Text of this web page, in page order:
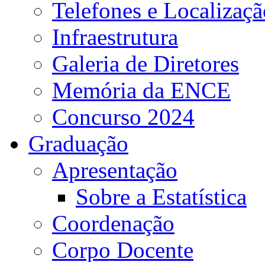
Telefones e
Infraestrutura
Galeria de Diretores
Memória da ENCE
Concurso 2024
Graduação
Apresentação
Sobre a Estatística
Coordenação
Corpo Docente